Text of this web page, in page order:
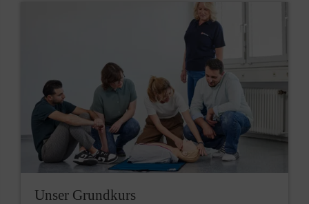
Unser Grundkurs